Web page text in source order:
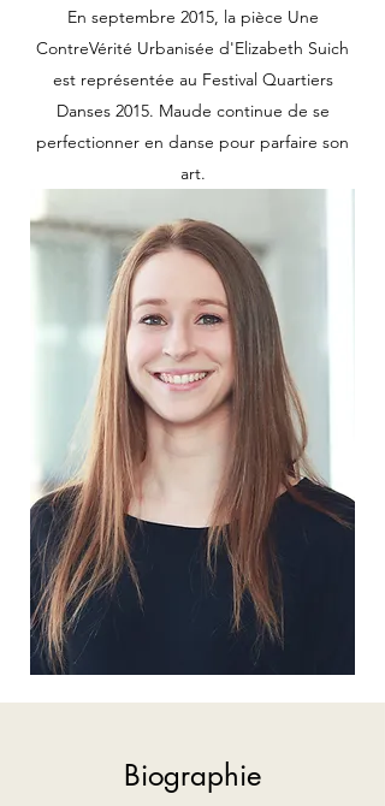
En septembre 2015, la pièce Une
ContreVérité Urbanisée d'Elizabeth Suich
est représentée au Festival Quartiers
Danses 2015. Maude continue de se
perfectionner en danse pour parfaire son
art.
Biographie